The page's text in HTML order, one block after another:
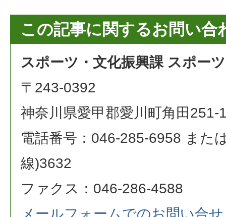
この記事に関するお問い合
スポーツ・文化振興課 スポー
〒243-0392
神奈川県愛甲郡愛川町角田251-
電話番号：046-285-6958 また
線)3632
ファクス：046-286-4588
メールフォームでのお問い合せ